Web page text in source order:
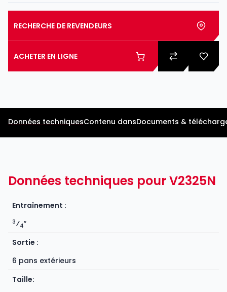
RECHERCHE DE REVENDEURS
ACHETER EN LIGNE
Données techniquesContenu dansDocuments &
Données techniques pour V2325N
Entraînement :
3⁄4″
Sortie :
6 pans extérieurs
Taille: